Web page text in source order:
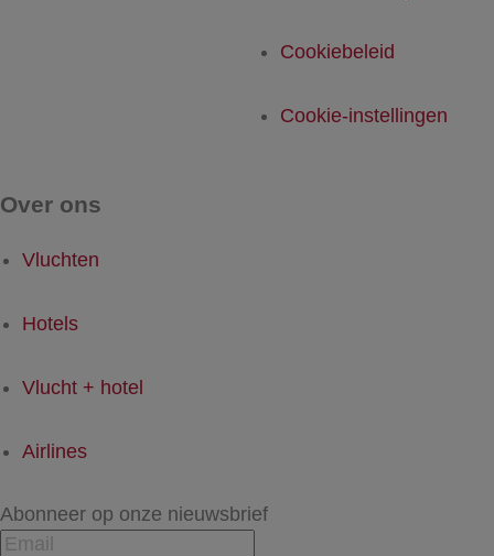
Cookiebeleid
Cookie-instellingen
Over ons
Vluchten
Hotels
Vlucht + hotel
Airlines
Abonneer op onze nieuwsbrief